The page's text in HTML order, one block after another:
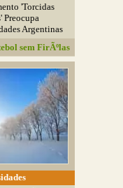
'Torcidas
Preocupa
Argentinas
sem FirÃºlas